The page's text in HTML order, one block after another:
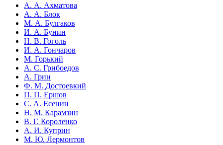
А. А. Ахматова
А. А. Блок
М. А. Булгаков
И. А. Бунин
Н. В. Гоголь
И. А. Гончаров
М. Горький
А. С. Грибоедов
А. Грин
Ф. М. Достоевкий
П. П. Ершов
С. А. Есенин
Н. М. Карамзин
В. Г. Короленко
А. И. Куприн
М. Ю. Лермонтов